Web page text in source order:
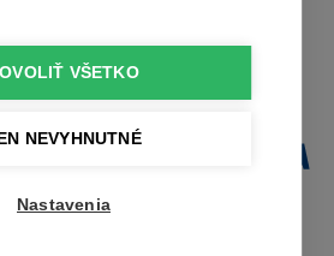
VŠETKO
NEVYHNUTNÉ
Nastavenia